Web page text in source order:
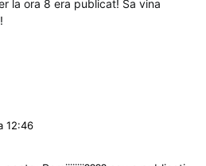
la ora 8 era publicat! Sa vina
12:46